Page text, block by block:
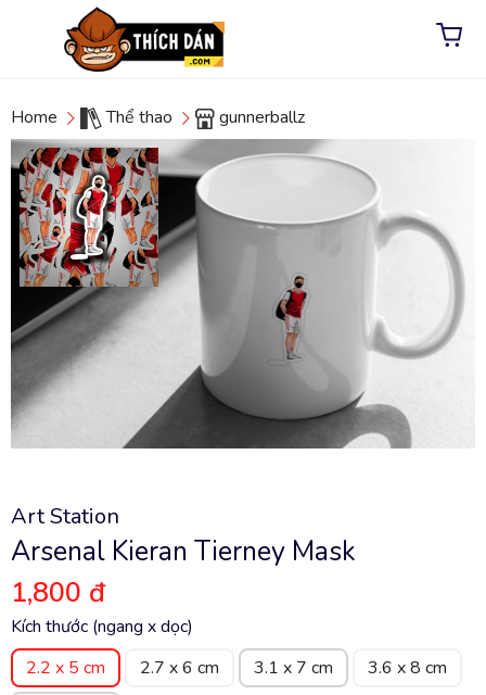
Home Thể thao gunnerballz
Art Station
Arsenal Kieran Tierney Mask
1,800 đ
Kích thước (ngang x dọc)
2.2 x 5 cm
2.7 x 6 cm 3.1 x 7 cm
3.6 x 8 cm